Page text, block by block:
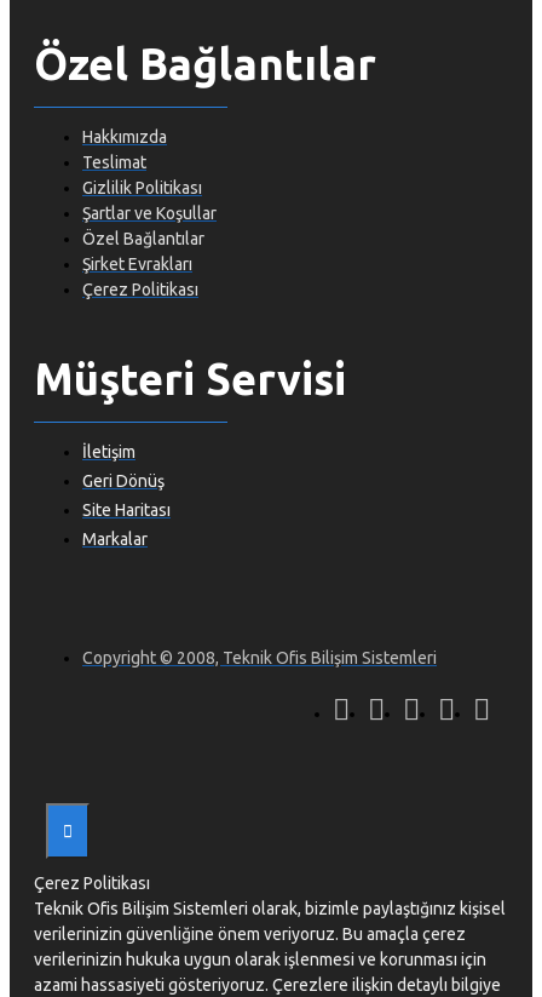
Özel Bağlantılar
Hakkımızda
Teslimat
Gizlilik Politikası
Şartlar ve Koşullar
Özel Bağlantılar
Şirket Evrakları
Çerez Politikası
Müşteri Servisi
İletişim
Geri Dönüş
Site Haritası
Markalar
Copyright © 2008, Teknik Ofis Bilişim Sistemleri
Çerez Politikası
Teknik Ofis Bilişim Sistemleri olarak, bizimle paylaştığınız kişisel
verilerinizin güvenliğine önem veriyoruz. Bu amaçla çerez
verilerinizin hukuka uygun olarak işlenmesi ve korunması için
azami hassasiyeti gösteriyoruz. Çerezlere ilişkin detaylı bilgiye